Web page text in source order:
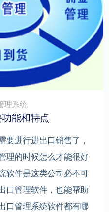
理系统
能和特点
要进行进出口销售了，
理的时候怎么才能很好
软件是这类公司必不可
口管理软件，也能帮助
口管理系统软件都有哪